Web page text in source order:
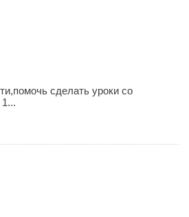
сделать уроки со